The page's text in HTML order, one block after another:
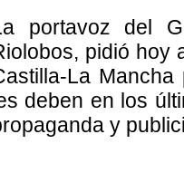
portavoz del
pidió hoy
La
deben en los
y